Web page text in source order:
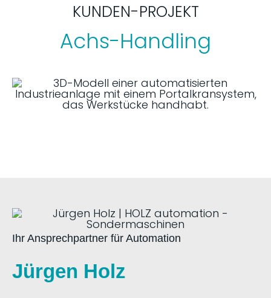
KUNDEN-PROJEKT
Achs-Handling
Ihr Ansprechpartner für Automation
Jürgen Holz